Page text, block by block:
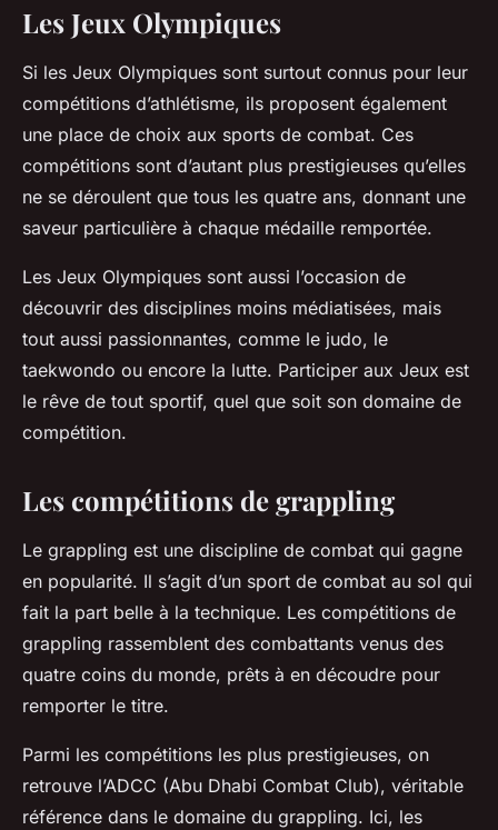
Les Jeux Olympiques
Si les Jeux Olympiques sont surtout connus pour leur
compétitions d’athlétisme, ils proposent également
une place de choix aux sports de combat. Ces
compétitions sont d’autant plus prestigieuses qu’elles
ne se déroulent que tous les quatre ans, donnant une
saveur particulière à chaque médaille remportée.
Les Jeux Olympiques sont aussi l’occasion de
découvrir des disciplines moins médiatisées, mais
tout aussi passionnantes, comme le judo, le
taekwondo ou encore la lutte. Participer aux Jeux est
le rêve de tout sportif, quel que soit son domaine de
compétition.
Les compétitions de grappling
Le grappling est une discipline de combat qui gagne
en popularité. Il s’agit d’un sport de combat au sol qui
fait la part belle à la technique. Les compétitions de
grappling rassemblent des combattants venus des
quatre coins du monde, prêts à en découdre pour
remporter le titre.
Parmi les compétitions les plus prestigieuses, on
retrouve l’ADCC (Abu Dhabi Combat Club), véritable
référence dans le domaine du grappling. Ici, les